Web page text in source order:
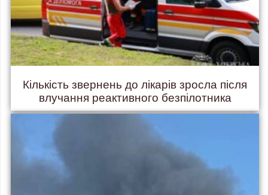
Кількість звернень до лікарів зросла після
влучання реактивного безпілотника